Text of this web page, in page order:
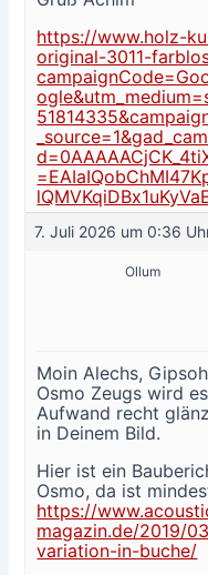
https://www.holz-
original-3011-
7. Juli 2026 um 0:36
Ollum
Moin Alechs,
Osmo Zeugs wird
Aufwand recht
in Deinem Bild.
Hier ist ein
Osmo, da ist
https://
magazin.de/2019/
variation-in-buche/